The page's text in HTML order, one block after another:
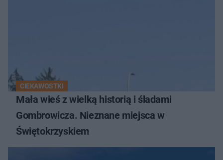
CIEKAWOSTKI
Mała wieś z wielką historią i śladami
Gombrowicza. Nieznane miejsca w
Świętokrzyskiem